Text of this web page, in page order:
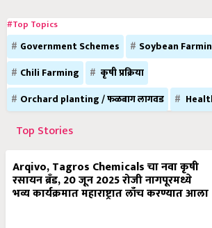
#Top Topics
Government Schemes Soybean
Chili Farming
कृषी प्रक्रिया
Orchard planting / फळबाग लागवड
Top Stories
Arqivo, Tagros Chemicals चा नवा कृषी
रसायन ब्रँड, 20 जून 2025 रोजी नागपूरमध्ये
भव्य कार्यक्रमात महाराष्ट्रात लाँच करण्यात आला